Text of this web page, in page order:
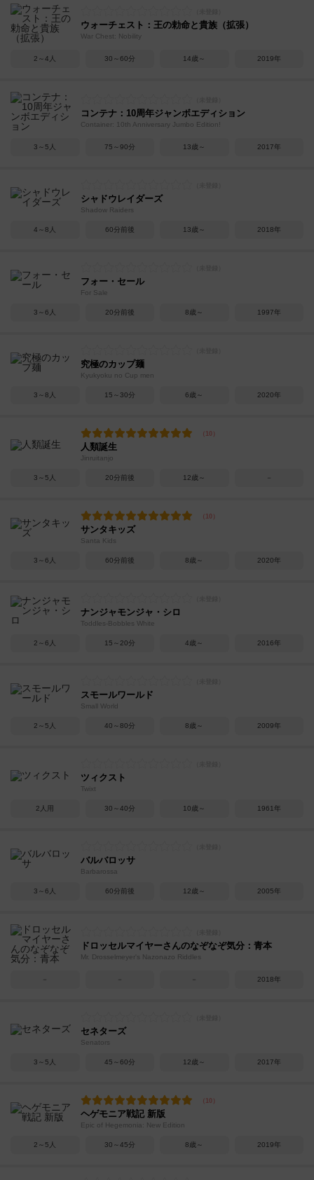
ウォーチェスト：王の勅命と貴族（拡張）
War Chest: Nobility
2～4人 30～60分 14歳～ 2019年
コンテナ：10周年ジャンボエディション
Container: 10th Anniversary Jumbo Edition!
3～5人 75～90分 13歳～ 2017年
シャドウレイダーズ
Shadow Raiders
4～8人 60分前後 13歳～ 2018年
フォー・セール
For Sale
3～6人 20分前後 8歳～ 1997年
究極のカップ麺
Kyukyoku no Cup men
3～8人 15～30分 6歳～ 2020年
人類誕生
Jinruitanjo
3～5人 20分前後 12歳～ －
サンタキッズ
Santa Kids
3～6人 60分前後 8歳～ 2020年
ナンジャモンジャ・シロ
Toddles-Bobbles White
2～6人 15～20分 4歳～ 2016年
スモールワールド
Small World
2～5人 40～80分 8歳～ 2009年
ツィクスト
Twixt
2人用 30～40分 10歳～ 1961年
バルバロッサ
Barbarossa
3～6人 60分前後 12歳～ 2005年
ドロッセルマイヤーさんのなぞなぞ気分：青本
Mr. Drosselmeyer's Nazonazo Riddles
－ － － 2018年
セネターズ
Senators
3～5人 45～60分 12歳～ 2017年
ヘゲモニア戦記 新版
Epic of Hegemonia: New Edition
2～5人 30～45分 8歳～ 2019年